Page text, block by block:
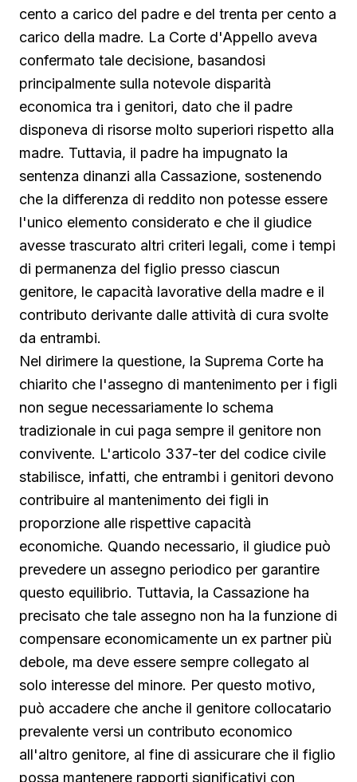
cento a carico del padre e del trenta per cento a
carico della madre. La Corte d'Appello aveva
confermato tale decisione, basandosi
principalmente sulla notevole disparità
economica tra i genitori, dato che il padre
disponeva di risorse molto superiori rispetto alla
madre. Tuttavia, il padre ha impugnato la
sentenza dinanzi alla Cassazione, sostenendo
che la differenza di reddito non potesse essere
l'unico elemento considerato e che il giudice
avesse trascurato altri criteri legali, come i tempi
di permanenza del figlio presso ciascun
genitore, le capacità lavorative della madre e il
contributo derivante dalle attività di cura svolte
da entrambi.
Nel dirimere la questione, la Suprema Corte ha
chiarito che l'assegno di mantenimento per i figli
non segue necessariamente lo schema
tradizionale in cui paga sempre il genitore non
convivente. L'articolo 337-ter del codice civile
stabilisce, infatti, che entrambi i genitori devono
contribuire al mantenimento dei figli in
proporzione alle rispettive capacità
economiche. Quando necessario, il giudice può
prevedere un assegno periodico per garantire
questo equilibrio. Tuttavia, la Cassazione ha
precisato che tale assegno non ha la funzione di
compensare economicamente un ex partner più
debole, ma deve essere sempre collegato al
solo interesse del minore. Per questo motivo,
può accadere che anche il genitore collocatario
prevalente versi un contributo economico
all'altro genitore, al fine di assicurare che il figlio
possa mantenere rapporti significativi con